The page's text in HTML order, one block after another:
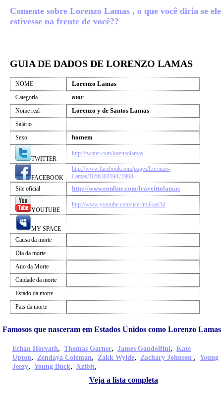
Comente sobre Lorenzo Lamas , o que você diria se ele
estivesse na frente de você??
GUIA DE DADOS DE LORENZO LAMAS
NOME Lorenzo Lamas
Categoria ator
Nome real Lorenzo y de Santos Lamas
Salário
Sexo
homem
TWITTER
http://twitter.com/lorenzolamas
FACEBOOK
http://www.facebook.com/pages/Lorenzo-
Lamas/105630419471904
Site oficial
http://www.eonline.com/leaveittolamas
YOUTUBE
http://www.youtube.com/user/miikael3d
MY SPACE
Causa da morte
Dia da morte
Ano da Morte
Ciudade da morte
Estado da morte
Pais da morte
Famosos que nasceram em Estados Unidos como Lorenzo Lamas
Ethan Horvath, Thomas Garner, James Gandolfini, Kate
Upton, Zendaya Coleman, Zakk Wylde, Zachary Johnson , Young
Jeezy, Young Buck, Xzibit,
Veja a lista completa